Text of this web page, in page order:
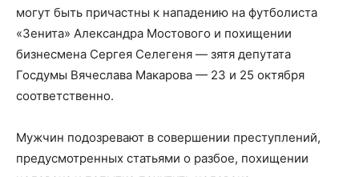
могут быть причастны к нападению на футболиста
«Зенита» Александра Мостового и похищении
бизнесмена Сергея Селегеня — зятя депутата
Госдумы Вячеслава Макарова — 23 и 25 октября
соответственно.
Мужчин подозревают в совершении преступлений,
предусмотренных статьями о разбое, похищении